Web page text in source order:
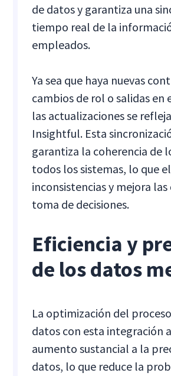
de datos y garantiza una
tiempo real de la
empleados.
Ya sea que haya nuevas
cambios de rol o salidas en
las actualizaciones se
Insightful. Esta
garantiza la coherencia de
todos los sistemas, lo que
inconsistencias y mejora
toma de decisiones.
Eficiencia y
de los datos
La optimización del
datos con esta integración
aumento sustancial a la
datos, lo que reduce la